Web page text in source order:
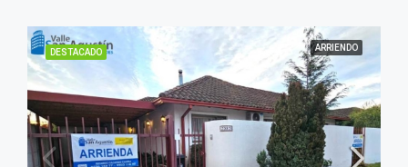
DESTACADO ARRIENDO